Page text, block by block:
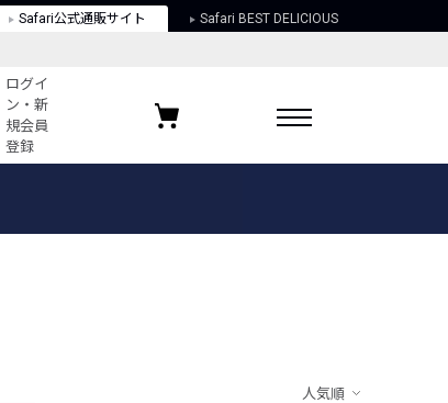
Safari公式通販サイト Safari BEST DELICIOUS
ログイ
ン・新
規会員
登録
お気に入りブランド
人気順